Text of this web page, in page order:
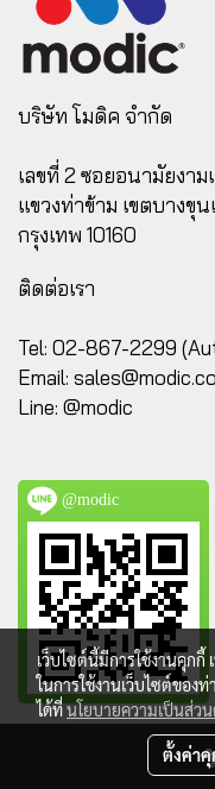
บริษัท โมดิค จำกัด
เลขที่ 2 ซอยอนามัยงาม
แขวงท่าข้าม เขตบางขุ
กรุงเทพ 10160
ติดต่อเรา
Tel: 02-867-2299
Email:
Line: @modic
@modic
@ Copyright
เว็บไซต์นี้มีการใช้งานคุก
ในการใช้งานเว็บไซต์ของ
ได้ที่นโยบายความเป็นส่ว
ตั้งค่าคุ